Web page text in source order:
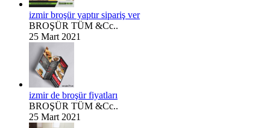
izmir broşür yaptır sipariş ver
BROŞÜR TÜM &Cc..
25 Mart 2021
izmir de broşür fiyatları
BROŞÜR TÜM &Cc..
25 Mart 2021